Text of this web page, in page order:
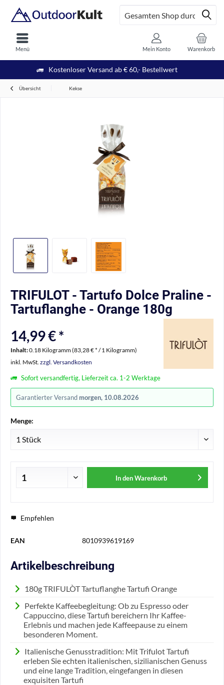
Kostenloser Versand ab € 60,- Bestellwert
Menü Warenkorb
Mein Konto
Übersicht Kekse
TRIFULOT - Tartufo Dolce Praline -
Tartuflanghe - Orange 180g
14,99 € *
Inhalt:0.18 Kilogramm (83,28 € * / 1 Kilogramm)
inkl. MwSt. zzgl. Versandkosten
Sofort versandfertig, Lieferzeit ca. 1-2 Werktage
Garantierter Versand morgen, 10.08.2026
Menge:
In den Warenkorb
Empfehlen
EAN 8010939619169
Artikelbeschreibung
180g TRIFULÒT Tartuflanghe Tartufi Orange
Perfekte Kaffeebegleitung: Ob zu Espresso oder
Cappuccino, diese Tartufi bereichern Ihr Kaffee-
Erlebnis und machen jede Kaffeepause zu einem
besonderen Moment.
Italienische Genusstradition: Mit Trifulot Tartufi
erleben Sie echten italienischen, sizilianischen Genuss
und eine lange Tradition, eingefangen in diesen
exquisiten Tartufi